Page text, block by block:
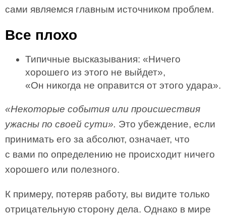
сами являемся главным источником проблем.
Все плохо
Типичные высказывания: «Ничего
хорошего из этого не выйдет»,
«Он никогда не оправится от этого удара».
«Некоторые события или происшествия
ужасны по своей сути». Это убеждение, если
принимать его за абсолют, означает, что
с вами по определению не происходит ничего
хорошего или полезного.
К примеру, потеряв работу, вы видите только
отрицательную сторону дела. Однако в мире